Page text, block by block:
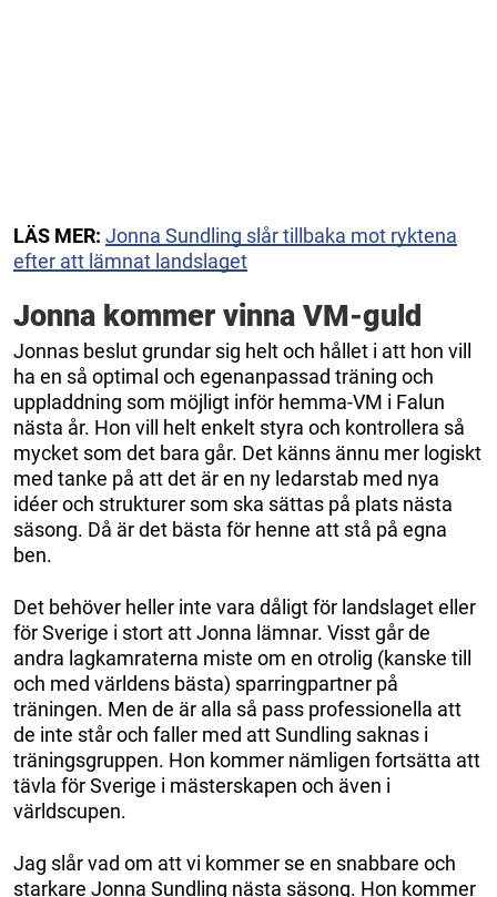
LÄS MER: Jonna Sundling slår tillbaka mot ryktena
efter att lämnat landslaget
Jonna kommer vinna VM-guld
Jonnas beslut grundar sig helt och hållet i att hon vill
ha en så optimal och egenanpassad träning och
uppladdning som möjligt inför hemma-VM i Falun
nästa år. Hon vill helt enkelt styra och kontrollera så
mycket som det bara går. Det känns ännu mer logiskt
med tanke på att det är en ny ledarstab med nya
idéer och strukturer som ska sättas på plats nästa
säsong. Då är det bästa för henne att stå på egna
ben.
Det behöver heller inte vara dåligt för landslaget eller
för Sverige i stort att Jonna lämnar. Visst går de
andra lagkamraterna miste om en otrolig (kanske till
och med världens bästa) sparringpartner på
träningen. Men de är alla så pass professionella att
de inte står och faller med att Sundling saknas i
träningsgruppen. Hon kommer nämligen fortsätta att
tävla för Sverige i mästerskapen och även i
världscupen.
Jag slår vad om att vi kommer se en snabbare och
starkare Jonna Sundling nästa säsong. Hon kommer